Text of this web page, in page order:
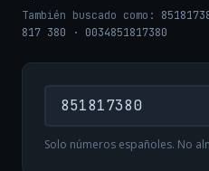
También buscado como:
817 380 · 0034851817380
Solo números españoles. No